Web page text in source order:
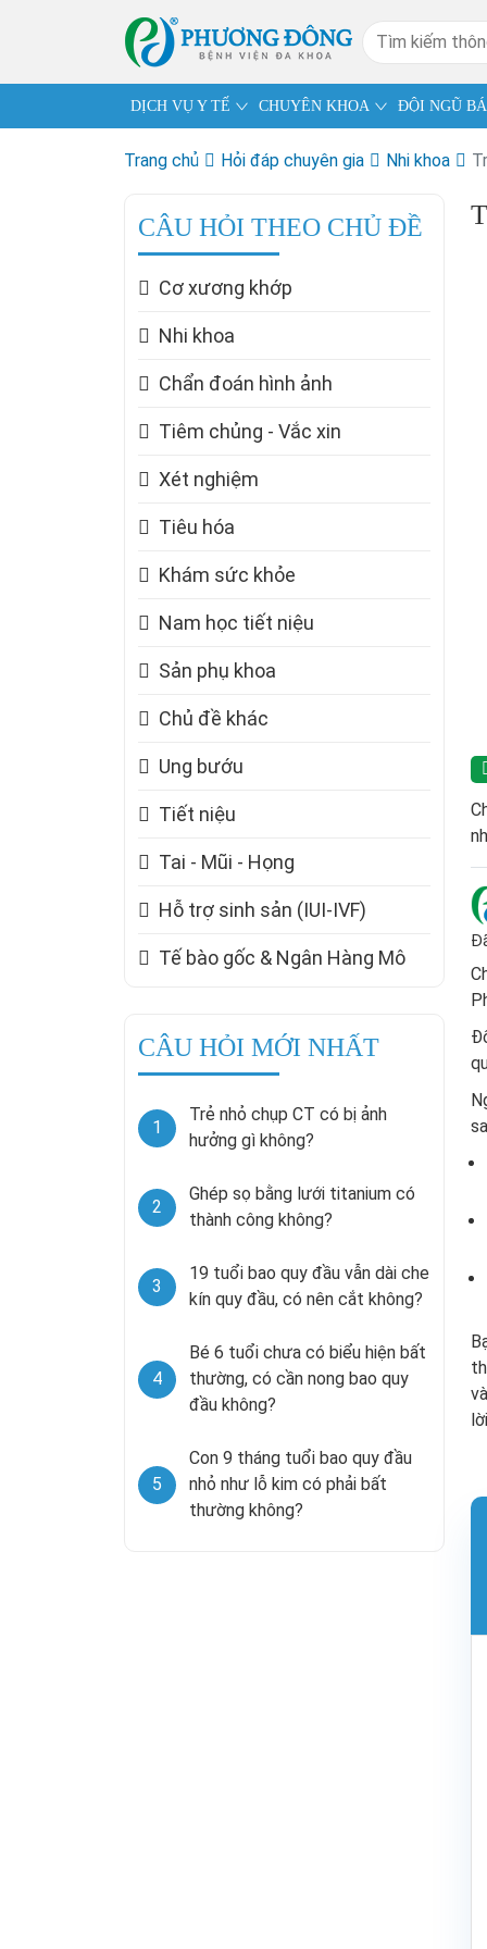
DỊCH VỤ Y TẾ CHUYÊN KHOA ĐỘI NGŨ
Trang chủ Hỏi đáp chuyên gia Nhi khoa
CÂU HỎI THEO CHỦ ĐỀ
Cơ xương khớp
Nhi khoa
Chẩn đoán hình ảnh
Tiêm chủng - Vắc xin
Xét nghiệm
Tiêu hóa
Khám sức khỏe
Nam học tiết niệu
Sản phụ khoa
Chủ đề khác
Ung bướu
Tiết niệu
Tai - Mũi - Họng
Hỗ trợ sinh sản (IUI-IVF)
Tế bào gốc & Ngân Hàng Mô
CÂU HỎI MỚI NHẤT
1
Trẻ nhỏ chụp CT có bị ảnh
hưởng gì không?
2
Ghép sọ bằng lưới titanium có
thành công không?
3
19 tuổi bao quy đầu vẫn dài che
kín quy đầu, có nên cắt không?
4
Bé 6 tuổi chưa có biểu hiện bất
thường, có cần nong bao quy
đầu không?
5
Con 9 tháng tuổi bao quy đầu
nhỏ như lỗ kim có phải bất
thường không?